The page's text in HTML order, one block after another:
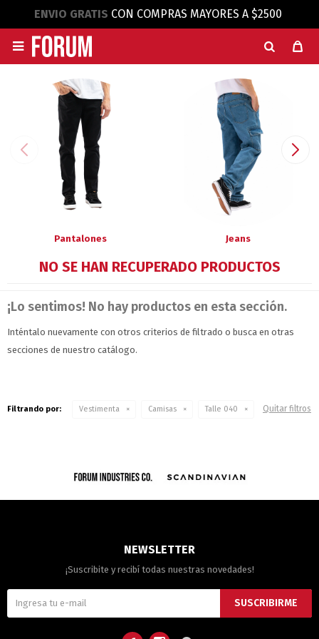
ENVIO GRATIS CON COMPRAS MAYORES A $2500

Pantalones Jeans
NO SE HAN RECUPERADO PRODUCTOS
¡Lo sentimos! No hay productos en esta sección.
Inténtalo nuevamente con otros criterios de filtrado o busca en otras
secciones de nuestro catálogo.
Filtrando por: Vestimenta Camisas Talle 040 Quitar filtros
NEWSLETTER
¡Suscribite y recibí todas nuestras novedades!
SUSCRIBIRME